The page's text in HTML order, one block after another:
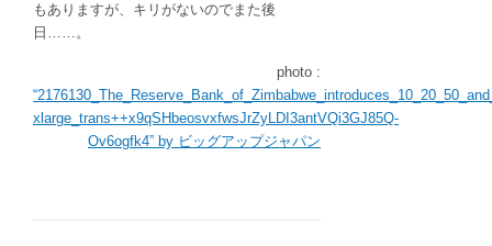
もありますが、キリがないのでまた後
日……。
photo :
xlarge_trans++x9qSHbeosvxfwsJrZyLDI3antVQi3GJ85Q-
Ov6ogfk4” by ビッグアップジャパン